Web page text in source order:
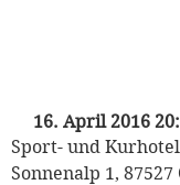
16. April 2016
Sport- und
Sonnenalp 1,